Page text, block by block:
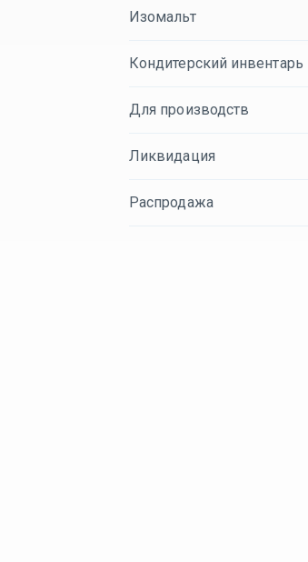
Изомальт
Кондитерский инвентарь
Для производств
Ликвидация
Распродажа